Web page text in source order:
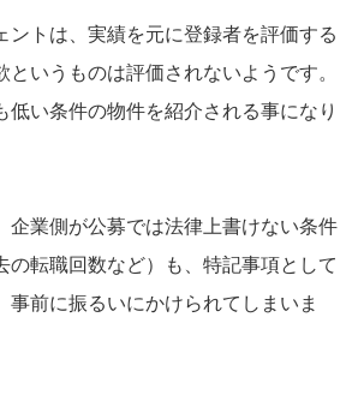
ントは、実績を元に登録者を評価する
というものは評価されないようです。
低い条件の物件を紹介される事になり
企業側が公募では法律上書けない条件
の転職回数など）も、特記事項として
事前に振るいにかけられてしまいま